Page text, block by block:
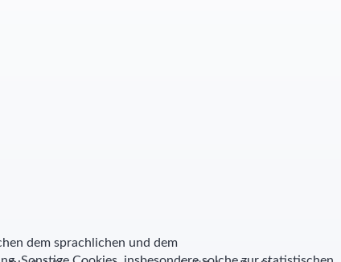
dem sprachlichen und dem